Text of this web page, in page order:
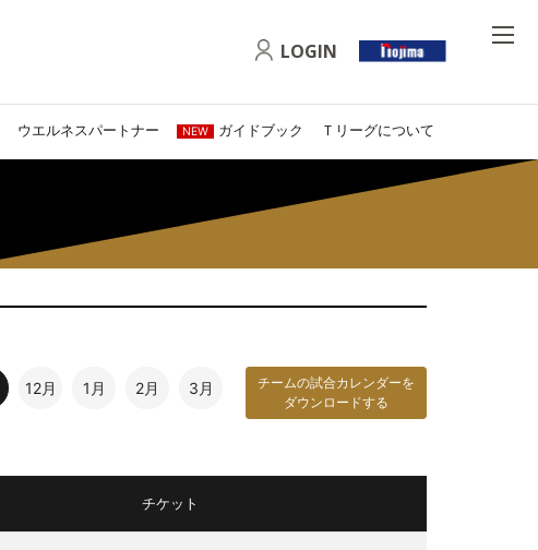
LOGIN
ウエルネスパートナー NEW ガイドブック Ｔリーグについて
12月 1月 2月 3月
チームの試合カレンダーを
ダウンロードする
チケット